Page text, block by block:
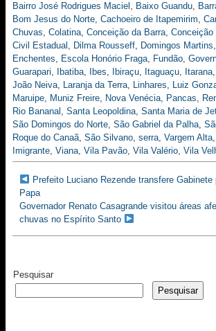
Bairro José Rodrigues Maciel , Baixo Guandu,
Bom Jesus do Norte, Cachoeiro de Itapemirim,
Chuvas, Colatina, Conceição da Barra, Conceição
Civil Estadual , Dilma Rousseff, Domingos Martins,
Enchentes, Escola Honório Fraga, Fundão,
Guarapari, Ibatiba, Ibes, Ibiraçu, Itaguaçu, Itarana,
João Neiva, Laranja da Terra, Linhares, Luiz
Maruipe, Muniz Freire, Nova Venécia, Pancas,
Rio Bananal , Santa Leopoldina, Santa Maria de
São Domingos do Norte, São Gabriel da Palha,
Roque do Canaã, São Silvano, serra, Vargem Alta,
Imigrante, Viana, Vila Pavão, Vila Valério, Vila
Prefeito Luciano Rezende transfere Gabinete
Papa
Governador Renato Casagrande visitou áreas
chuvas no Espírito Santo
Pesquisar
Pesquisar